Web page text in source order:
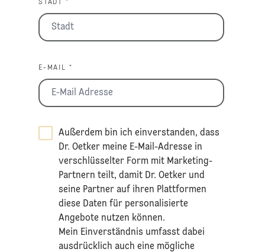
STADT *
E-MAIL *
Außerdem bin ich einverstanden, dass
Dr. Oetker meine E-Mail-Adresse in
verschlüsselter Form mit Marketing-
Partnern teilt, damit Dr. Oetker und
seine Partner auf ihren Plattformen
diese Daten für personalisierte
Angebote nutzen können.
Mein Einverständnis umfasst dabei
ausdrücklich auch eine mögliche